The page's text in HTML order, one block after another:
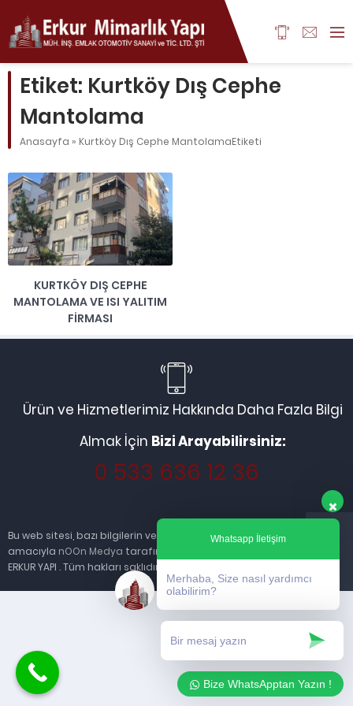
Whatsapp İletişim
Merhaba, Size nasıl yardımcı
olabilirim?
Bize WhatsApptan Yazın !
Etiket: Kurtköy Dış Cephe
Mantolama
Anasayfa » Kurtköy Dış Cephe MantolamaEtiketi
KURTKÖY DIŞ CEPHE
MANTOLAMA VE ISI YALITIM
FIRMASI
Ürün ve Hizmetlerimiz Hakkında Daha Fazla Bilgi
Almak İçin Bizi Arayabilirsiniz:
0 533 636 12 36
Bu web sitesi, bazı bilgilerin ve hizmetlerin sağlanması
amacıyla nOOn Medya tarafından kurulmuştur. © 2013
ERKUR YAPI . Tüm hakları saklıdır.